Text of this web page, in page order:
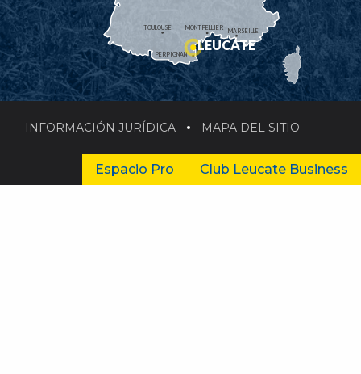
MONTPELLIER
PERPIGNAN
MARSEILLE
TOULOUSE
LEUCATE
INFORMACIÓN JURÍDICA MAPA DEL SITIO
Espacio Pro Club Leucate Business